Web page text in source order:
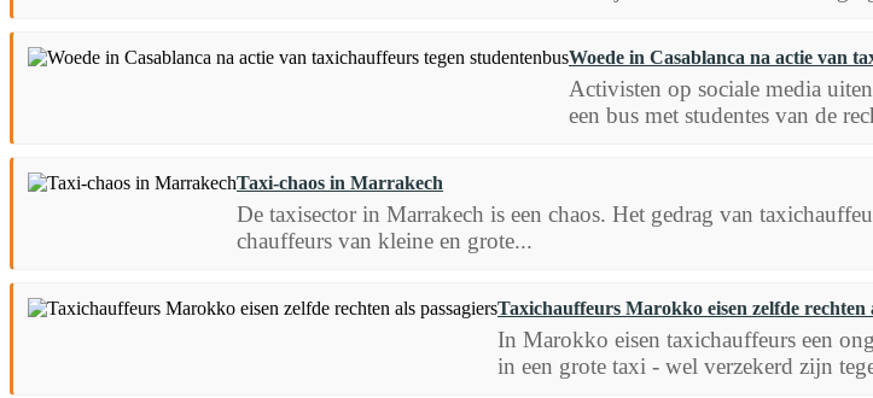
Woede in Casablanca na actie van
Activisten op sociale media
een bus met studentes van de
Taxi-chaos in Marrakech
De taxisector in Marrakech is een chaos. Het gedrag van
chauffeurs van kleine en grote...
Taxichauffeurs Marokko eisen zelfde rechten
In Marokko eisen taxichauffeurs een
in een grote taxi - wel verzekerd zijn